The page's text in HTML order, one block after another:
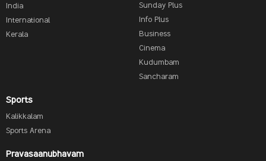
India
International
Kerala
Sunday Plus
Info Plus
Business
Cinema
Kudumbam
Sancharam
Sports
Kalikkalam
Sports Arena
Pravasaanubhavam